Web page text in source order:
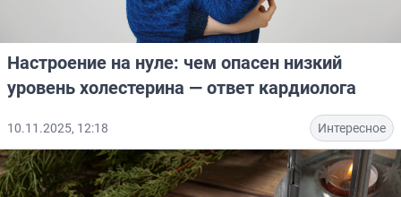
Настроение на нуле: чем опасен низкий
уровень холестерина — ответ кардиолога
10.11.2025, 12:18 Интересное